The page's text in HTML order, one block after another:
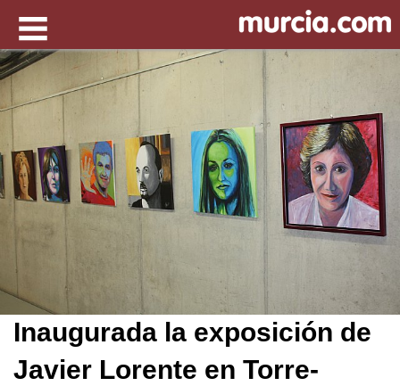
Inaugurada la exposición de
Javier Lorente en Torre-